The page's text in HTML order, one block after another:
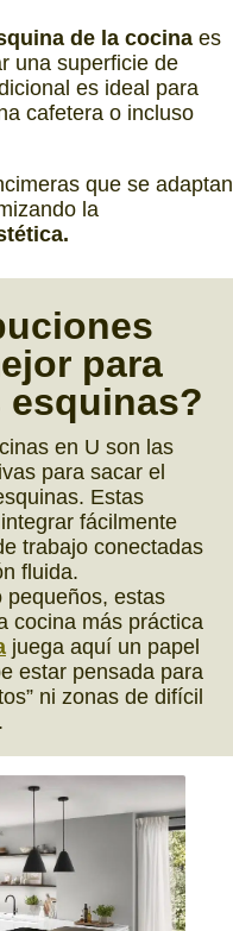
de la cocina es
una superficie de
es ideal para
cafetera o incluso
que se adaptan
la
para
esquinas?
en U son las
para sacar el
Estas
fácilmente
trabajo conectadas
fluida.
pequeños, estas
cocina más práctica
juega aquí un papel
estar pensada para
ni zonas de difícil